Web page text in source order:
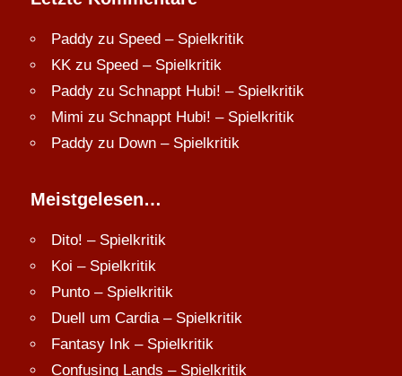
Paddy zu Speed – Spielkritik
KK zu Speed – Spielkritik
Paddy zu Schnappt Hubi! – Spielkritik
Mimi zu Schnappt Hubi! – Spielkritik
Paddy zu Down – Spielkritik
Meistgelesen…
Dito! – Spielkritik
Koi – Spielkritik
Punto – Spielkritik
Duell um Cardia – Spielkritik
Fantasy Ink – Spielkritik
Confusing Lands – Spielkritik